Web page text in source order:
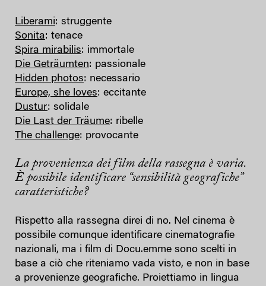
Liberami: struggente
Sonita: tenace
Spira mirabilis: immortale
Die Geträumten: passionale
Hidden photos: necessario
Europe, she loves: eccitante
Dustur: solidale
Die Last der Träume: ribelle
The challenge: provocante
La provenienza dei film della rassegna è varia.
È possibile identificare “sensibilità geografiche”
caratteristiche?
Rispetto alla rassegna direi di no. Nel cinema è
possibile comunque identificare cinematografie
nazionali, ma i film di Docu.emme sono scelti in
base a ciò che riteniamo vada visto, e non in base
a provenienze geografiche. Proiettiamo in lingua